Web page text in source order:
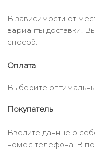
В зависимости от
варианты доставки.
способ.
Оплата
Выберите
Покупатель
Введите данные о
номер телефона. В